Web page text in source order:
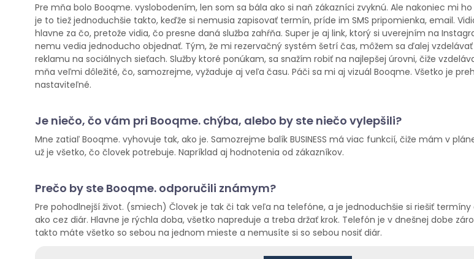
Pre mňa bolo Booqme. vyslobodením, len som sa bála ako si naň zákazníci zvyknú. Ale nakoniec mi
je to tiež jednoduchšie takto, keďže si nemusia zapisovať termín, príde im SMS pripomienka, email.
hlavne za čo, pretože vidia, čo presne daná služba zahŕňa. Super je aj link, ktorý si uverejním na
nemu vedia jednoducho objednať. Tým, že mi rezervačný systém šetrí čas, môžem sa ďalej
reklamu na sociálnych sieťach. Služby ktoré ponúkam, sa snažím robiť na najlepšej úrovni, čiže
mňa veľmi dôležité, čo, samozrejme, vyžaduje aj veľa času. Páči sa mi aj vizuál Booqme. Všetko je
nastaviteľné.
Je niečo, čo vám pri Booqme. chýba, alebo by ste niečo vylepšili?
Mne zatiaľ Booqme. vyhovuje tak, ako je. Samozrejme balík BUSINESS má viac funkcií, čiže mám v
už je všetko, čo človek potrebuje. Napríklad aj hodnotenia od zákazníkov.
Prečo by ste Booqme. odporučili známym?
Pre pohodlnejší život. (smiech) Človek je tak či tak veľa na telefóne, a je jednoduchšie si riešiť
ako cez diár. Hlavne je rýchla doba, všetko napreduje a treba držať krok. Telefón je v dnešnej dobe
takto máte všetko so sebou na jednom mieste a nemusíte si so sebou nosiť diár.